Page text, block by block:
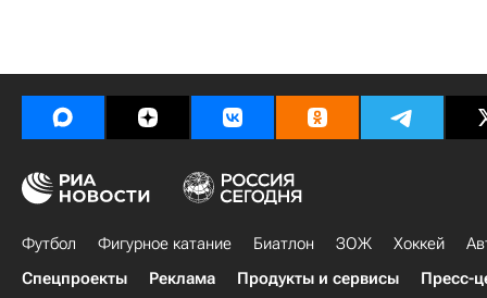
Футбол Фигурное катание Биатлон ЗОЖ Хоккей
Спецпроекты
Реклама Продукты и сервисы Пресс-